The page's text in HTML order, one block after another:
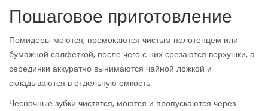
Пошаговое приготовление
Помидоры моются, промокаются чистым полотенцем или
бумажной салфеткой, после чего с них срезаются верхушки, а
серединки аккуратно вынимаются чайной ложкой и
складываются в отдельную емкость.
Чесночные зубки чистятся, моются и пропускаются через